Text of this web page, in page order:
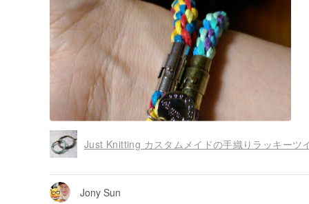
♥♥♥次のシングルの前に上記を受け入れていることを確
オリジン/製造方法
香港の手作りハンドメイド
Jony Sun